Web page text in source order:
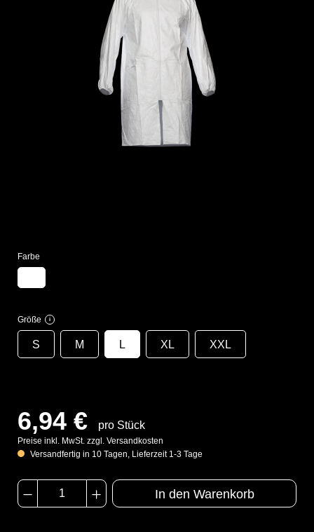
Farbe
Größe i
S M L XL XXL
6,94 € pro Stück
Preise inkl. MwSt. zzgl. Versandkosten
Versandfertig in 10 Tagen, Lieferzeit 1-3 Tage
In den Warenkorb